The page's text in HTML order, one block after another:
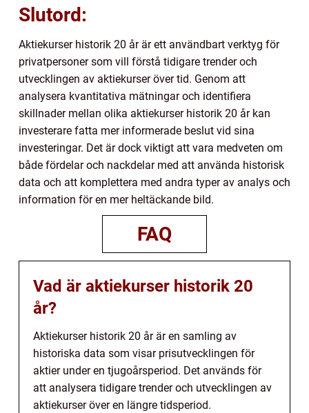
Slutord:
Aktiekurser historik 20 år är ett användbart verktyg för
privatpersoner som vill förstå tidigare trender och
utvecklingen av aktiekurser över tid. Genom att
analysera kvantitativa mätningar och identifiera
skillnader mellan olika aktiekurser historik 20 år kan
investerare fatta mer informerade beslut vid sina
investeringar. Det är dock viktigt att vara medveten om
både fördelar och nackdelar med att använda historisk
data och att komplettera med andra typer av analys och
information för en mer heltäckande bild.
FAQ
Vad är aktiekurser historik 20
år?
Aktiekurser historik 20 år är en samling av
historiska data som visar prisutvecklingen för
aktier under en tjugoårsperiod. Det används för
att analysera tidigare trender och utvecklingen av
aktiekurser över en längre tidsperiod.